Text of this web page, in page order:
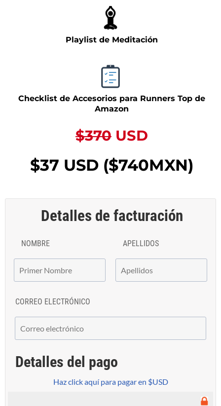
Playlist de Meditación
Checklist de Accesorios para Runners Top de
Amazon
$370 USD
$37 USD ($740MXN)
Detalles de facturación
NOMBRE APELLIDOS
CORREO ELECTRÓNICO
Detalles del pago
Haz click aquí para pagar en $USD